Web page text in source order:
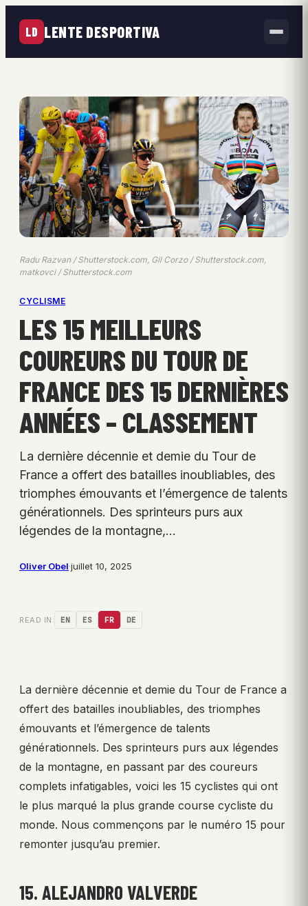
LD LENTE DESPORTIVA
Radu Razvan / Shutterstock.com, Gil Corzo / Shutterstock.com,
matkovci / Shutterstock.com
CYCLISME
LES 15 MEILLEURS
COUREURS DU TOUR DE
FRANCE DES 15 DERNIÈRES
ANNÉES – CLASSEMENT
La dernière décennie et demie du Tour de
France a offert des batailles inoubliables, des
triomphes émouvants et l’émergence de talents
générationnels. Des sprinteurs purs aux
légendes de la montagne,…
Oliver Obel·juillet 10, 2025
READ IN: EN ES FR DE
La dernière décennie et demie du Tour de France a
offert des batailles inoubliables, des triomphes
émouvants et l’émergence de talents
générationnels. Des sprinteurs purs aux légendes
de la montagne, en passant par des coureurs
complets infatigables, voici les 15 cyclistes qui ont
le plus marqué la plus grande course cycliste du
monde. Nous commençons par le numéro 15 pour
remonter jusqu’au premier.
15. ALEJANDRO VALVERDE